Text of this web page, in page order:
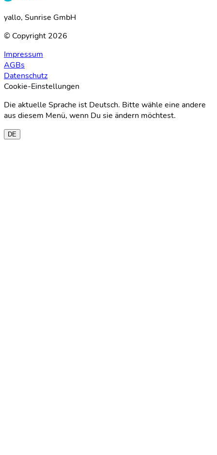
yallo, Sunrise GmbH
© Copyright 2026
Impressum
AGBs
Datenschutz
Cookie-Einstellungen
Die aktuelle Sprache ist Deutsch. Bitte wähle eine andere
aus diesem Menü, wenn Du sie ändern möchtest.
DE